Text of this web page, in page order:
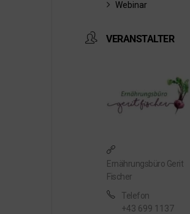
Webinar
VERANSTALTER
Ernährungsbüro Gerit
Fischer
Telefon
+43 699 1137